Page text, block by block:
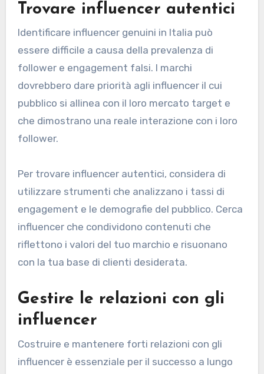
Trovare influencer autentici
Identificare influencer genuini in Italia può
essere difficile a causa della prevalenza di
follower e engagement falsi. I marchi
dovrebbero dare priorità agli influencer il cui
pubblico si allinea con il loro mercato target e
che dimostrano una reale interazione con i loro
follower.
Per trovare influencer autentici, considera di
utilizzare strumenti che analizzano i tassi di
engagement e le demografie del pubblico. Cerca
influencer che condividono contenuti che
riflettono i valori del tuo marchio e risuonano
con la tua base di clienti desiderata.
Gestire le relazioni con gli
influencer
Costruire e mantenere forti relazioni con gli
influencer è essenziale per il successo a lungo